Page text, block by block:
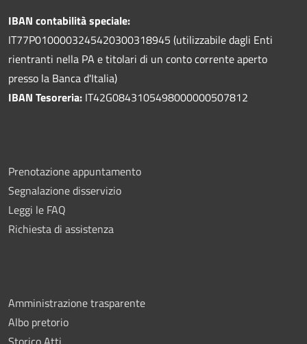
IBAN contabilità speciale:
IT77P0100003245420300318945 (utilizzabile dagli Enti
rientranti nella PA e titolari di un conto corrente aperto
presso la Banca d'Italia)
IBAN Tesoreria: IT42G0843105498000000507812
Prenotazione appuntamento
Segnalazione disservizio
Leggi le FAQ
Richiesta di assistenza
Amministrazione trasparente
Albo pretorio